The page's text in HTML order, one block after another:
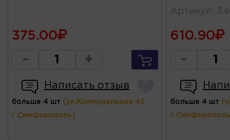
375.00
- +
Написать отзыв
больше 4 шт (ул.Коммунальная 43,
г.Симферополь)
Артикул :
610.90
-
больше 4 шт